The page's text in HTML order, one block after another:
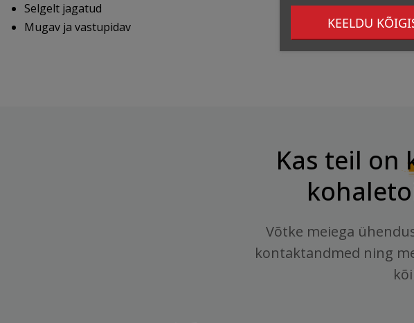
Selgelt jagatud
Mugav ja vastupidav
Kas teil on
Võtke meiega
kontaktandmed ning
KEELDU